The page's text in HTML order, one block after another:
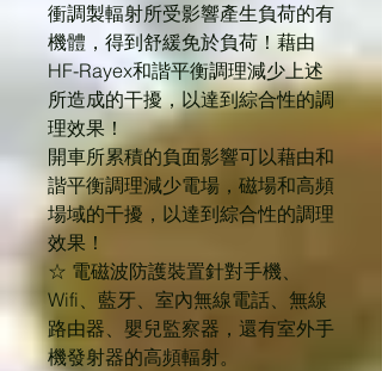
衝調製輻射所受影響產生負荷的有
機體，得到舒緩免於負荷！藉由
HF-Rayex和諧平衡調理減少上述
所造成的干擾，以達到綜合性的調
理效果！
開車所累積的負面影響可以藉由和
諧平衡調理減少電場，磁場和高頻
場域的干擾，以達到綜合性的調理
效果！
☆ 電磁波防護裝置針對手機、
Wifi、藍牙、室內無線電話、無線
路由器、嬰兒監察器，還有室外手
機發射器的高頻輻射。